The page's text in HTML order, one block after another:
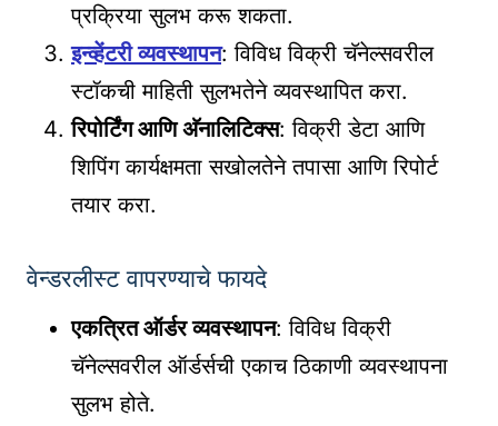
प्रक्रिया सुलभ करू शकता.
इन्व्हेंटरी व्यवस्थापन: विविध विक्री चॅनेल्सवरील
स्टॉकची माहिती सुलभतेने व्यवस्थापित करा.
रिपोर्टिंग आणि अ‍ॅनालिटिक्स: विक्री डेटा आणि
शिपिंग कार्यक्षमता सखोलतेने तपासा आणि रिपोर्ट
तयार करा.
वेन्डरलीस्ट वापरण्याचे फायदे
एकत्रित ऑर्डर व्यवस्थापन: विविध विक्री
चॅनेल्सवरील ऑर्डर्सची एकाच ठिकाणी व्यवस्थापना
सुलभ होते.